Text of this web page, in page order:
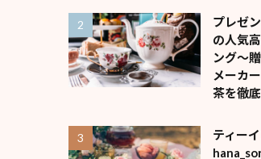
プレゼ
の人気
ング～
メーカ
茶を徹
ティー